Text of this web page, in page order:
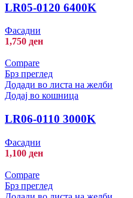
LR05-0120 6400K
Фасадни
1,750 ден
Compare
Брз преглед
Додади во листа на желби
Додај во кошница
LR06-0110 3000K
Фасадни
1,100 ден
Compare
Брз преглед